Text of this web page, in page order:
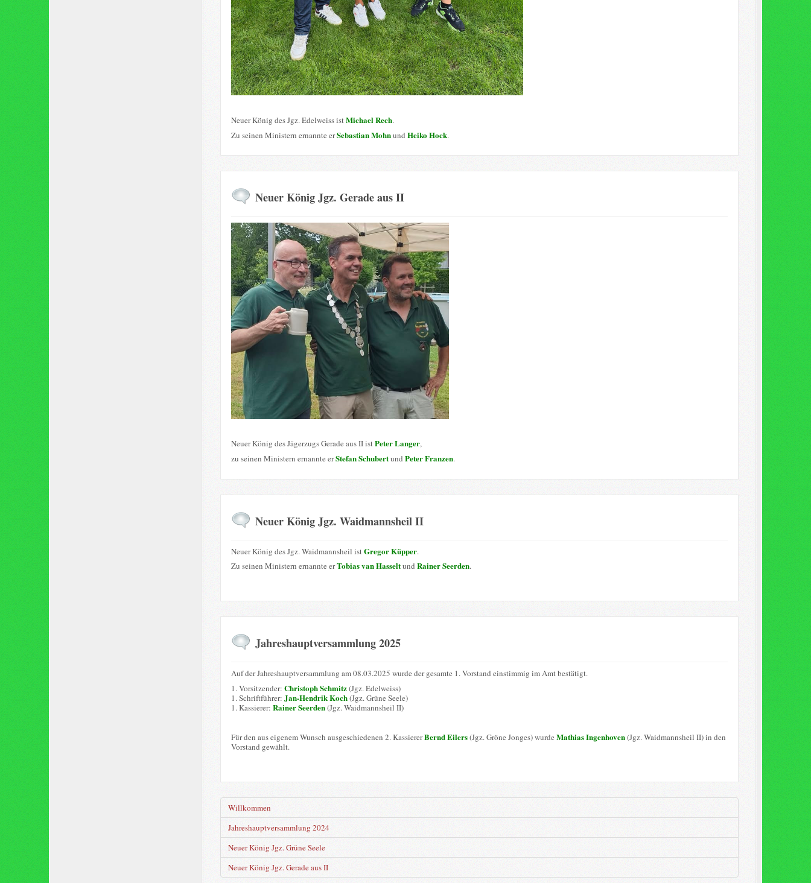
Neuer König des Jgz. Edelweiss istMichael Rech.
Zu seinen Ministern ernannte erSebastian Mohnund Heiko Hock.
Neuer König Jgz. Gerade aus II
Neuer König des Jägerzugs Gerade aus II istPeter Langer,
zu seinen Ministern ernannte erStefan Schubertund Peter Franzen.
Neuer König Jgz. Waidmannsheil II
Neuer König des Jgz. Waidmannsheil istGregor Küpper.
Zu seinen Ministern ernannte erTobias van Hasseltund Rainer Seerden.
Jahreshauptversammlung 2025
Auf der Jahreshauptversammlung am 08.03.2025 wurde der gesamte 1. Vorstand einstimmig im Amt bestätigt.
1. Vorsitzender: Christoph Schmitz(Jgz. Edelweiss)
1. Schriftführer: Jan-Hendrik Koch(Jgz. Grüne Seele)
1. Kassierer: Rainer Seerden(Jgz. Waidmannsheil II)
Für den aus eigenem Wunsch ausgeschiedenen 2. KassiererBernd Eilers(Jgz. Gröne Jonges) wurde Mathias Ingenhoven(Jgz. Waidmannsheil II) in den
Vorstand gewählt.
Willkommen
Jahreshauptversammlung 2024
Neuer König Jgz. Grüne Seele
Neuer König Jgz. Gerade aus II